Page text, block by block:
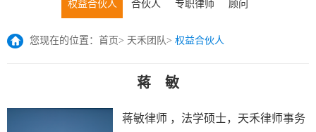
权益合伙人 合伙人 专职律师 顾问
您现在的位置： 首页> 天禾团队> 权益合伙人
蒋 敏
蒋敏律师 ，法学硕士，天禾律师事务